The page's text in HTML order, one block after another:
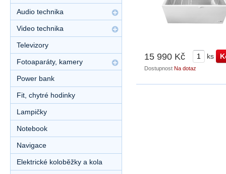
15 990 Kč ks
Dostupnost Na dotaz
Audio technika
Video technika
Televizory
Fotoaparáty, kamery
Power bank
Fit, chytré hodinky
Lampičky
Notebook
Navigace
Elektrické koloběžky a kola